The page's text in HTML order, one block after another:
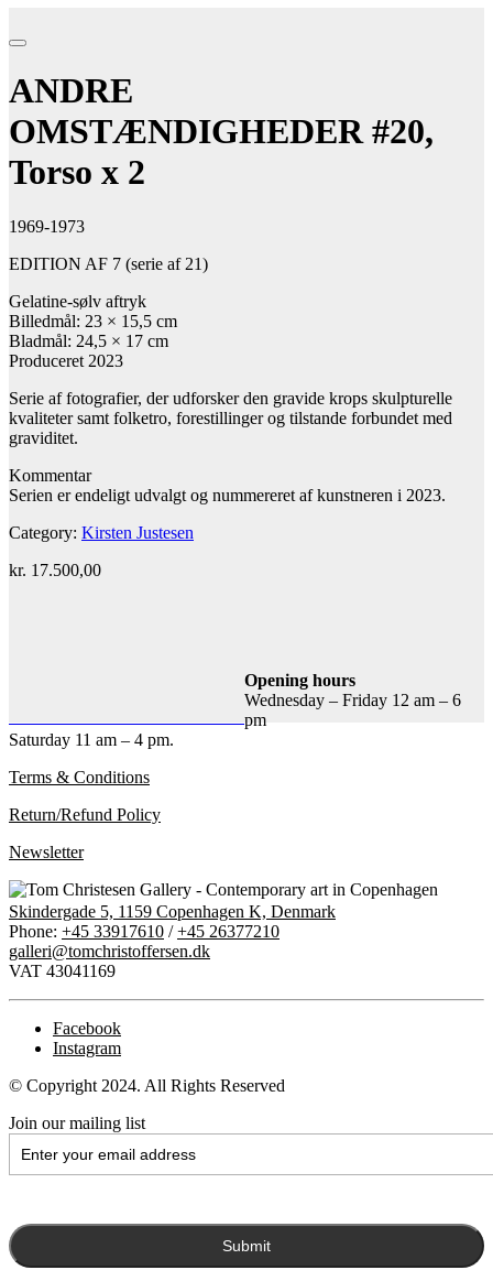
ANDRE
OMSTÆNDIGHEDER #20,
Torso x 2
1969-1973
EDITION AF 7 (serie af 21)
Gelatine-sølv aftryk
Billedmål: 23 × 15,5 cm
Bladmål: 24,5 × 17 cm
Produceret 2023
Serie af fotografier, der udforsker den gravide krops skulpturelle
kvaliteter samt folketro, forestillinger og tilstande forbundet med
graviditet.
Kommentar
Serien er endeligt udvalgt og nummereret af kunstneren i 2023.
Category: Kirsten Justesen
kr. 17.500,00
Opening hours
Wednesday – Friday 12 am – 6
pm
Saturday 11 am – 4 pm.
Terms & Conditions
Return/Refund Policy
Newsletter
Skindergade 5, 1159 Copenhagen K, Denmark
Phone: +45 33917610 /+45 26377210
galleri@tomchristoffersen.dk
VAT 43041169
Facebook
Instagram
© Copyright 2024. All Rights Reserved
Join our mailing list